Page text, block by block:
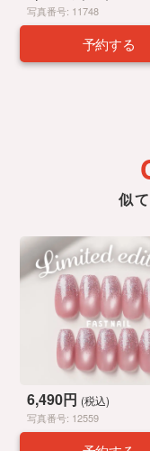
写真番号: 11748
予約する
似
6,490円 (税込)
写真番号: 12559